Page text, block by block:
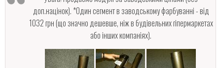
доп.націнок). *Один сегмент в заводському фарбуванні - від
1032 грн (що значно дешевше, ніж в будівельних гіпермаркетах
або інших компаніях).